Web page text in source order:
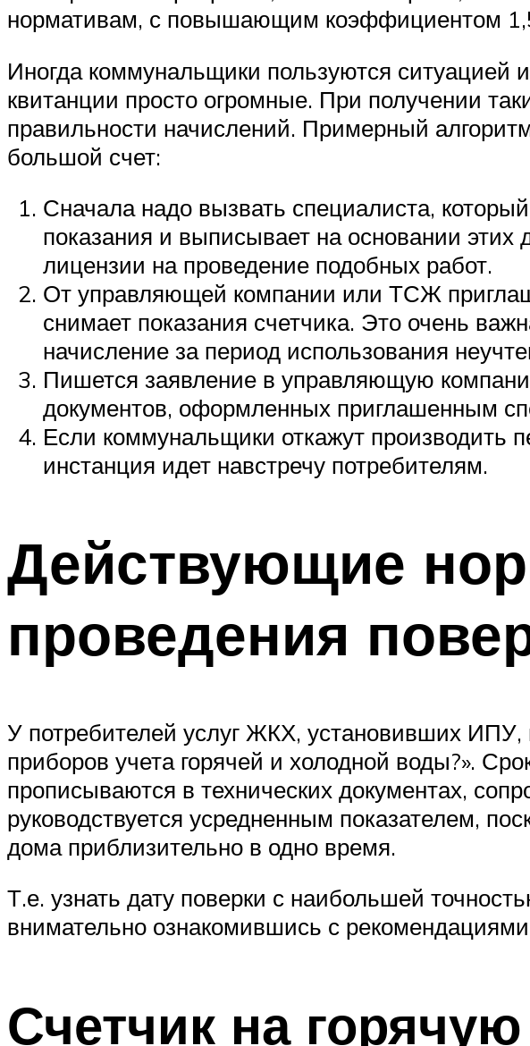
нормативам, с повышающим коэффициентом
Иногда коммунальщики пользуются ситуацией
квитанции просто огромные. При получении
правильности начислений. Примерный
большой счет:
Сначала надо вызвать специалиста,
показания и выписывает на основании этих
лицензии на проведение подобных работ.
От управляющей компании или ТСЖ
снимает показания счетчика. Это очень
начисление за период использования
Пишется заявление в управляющую
документов, оформленных приглашенным
Если коммунальщики откажут производить
инстанция идет навстречу потребителям.
Действующие
проведения
У потребителей услуг ЖКХ, установивших ИПУ,
приборов учета горячей и холодной воды?».
прописываются в технических документах,
руководствуется усредненным показателем,
дома приблизительно в одно время.
Т.е. узнать дату поверки с наибольшей
внимательно ознакомившись с
Счетчик на